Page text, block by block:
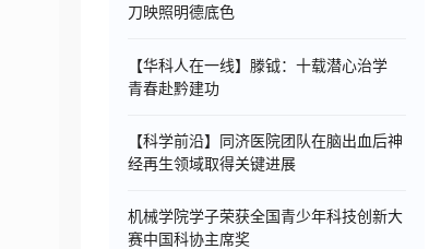
刀映照明德底色
【华科人在一线】滕钺：十载潜心治学
青春赴黔建功
【科学前沿】同济医院团队在脑出血后神
经再生领域取得关键进展
机械学院学子荣获全国青少年科技创新大
赛中国科协主席奖